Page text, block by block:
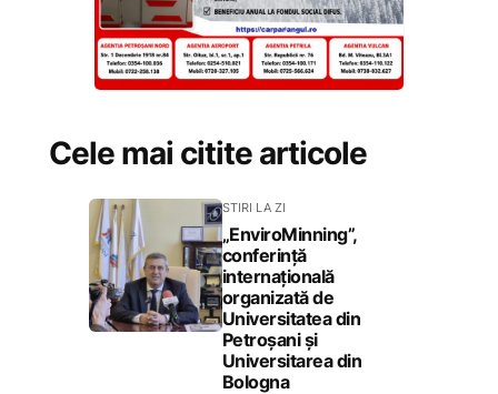
Cele mai citite articole
STIRI LA ZI
„EnviroMinning”,
conferință
internațională
organizată de
Universitatea din
Petroșani și
Universitarea din
Bologna